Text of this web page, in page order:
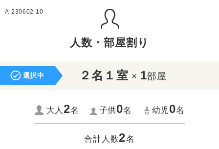
A-230602-10
人数・部屋割り
選択中 ２名１室 × 1部屋
大人2名 子供0名 幼児0名
合計人数2名